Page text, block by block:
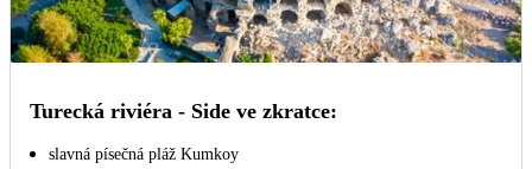
Turecká riviéra - Side ve zkratce:
slavná písečná pláž Kumkoy